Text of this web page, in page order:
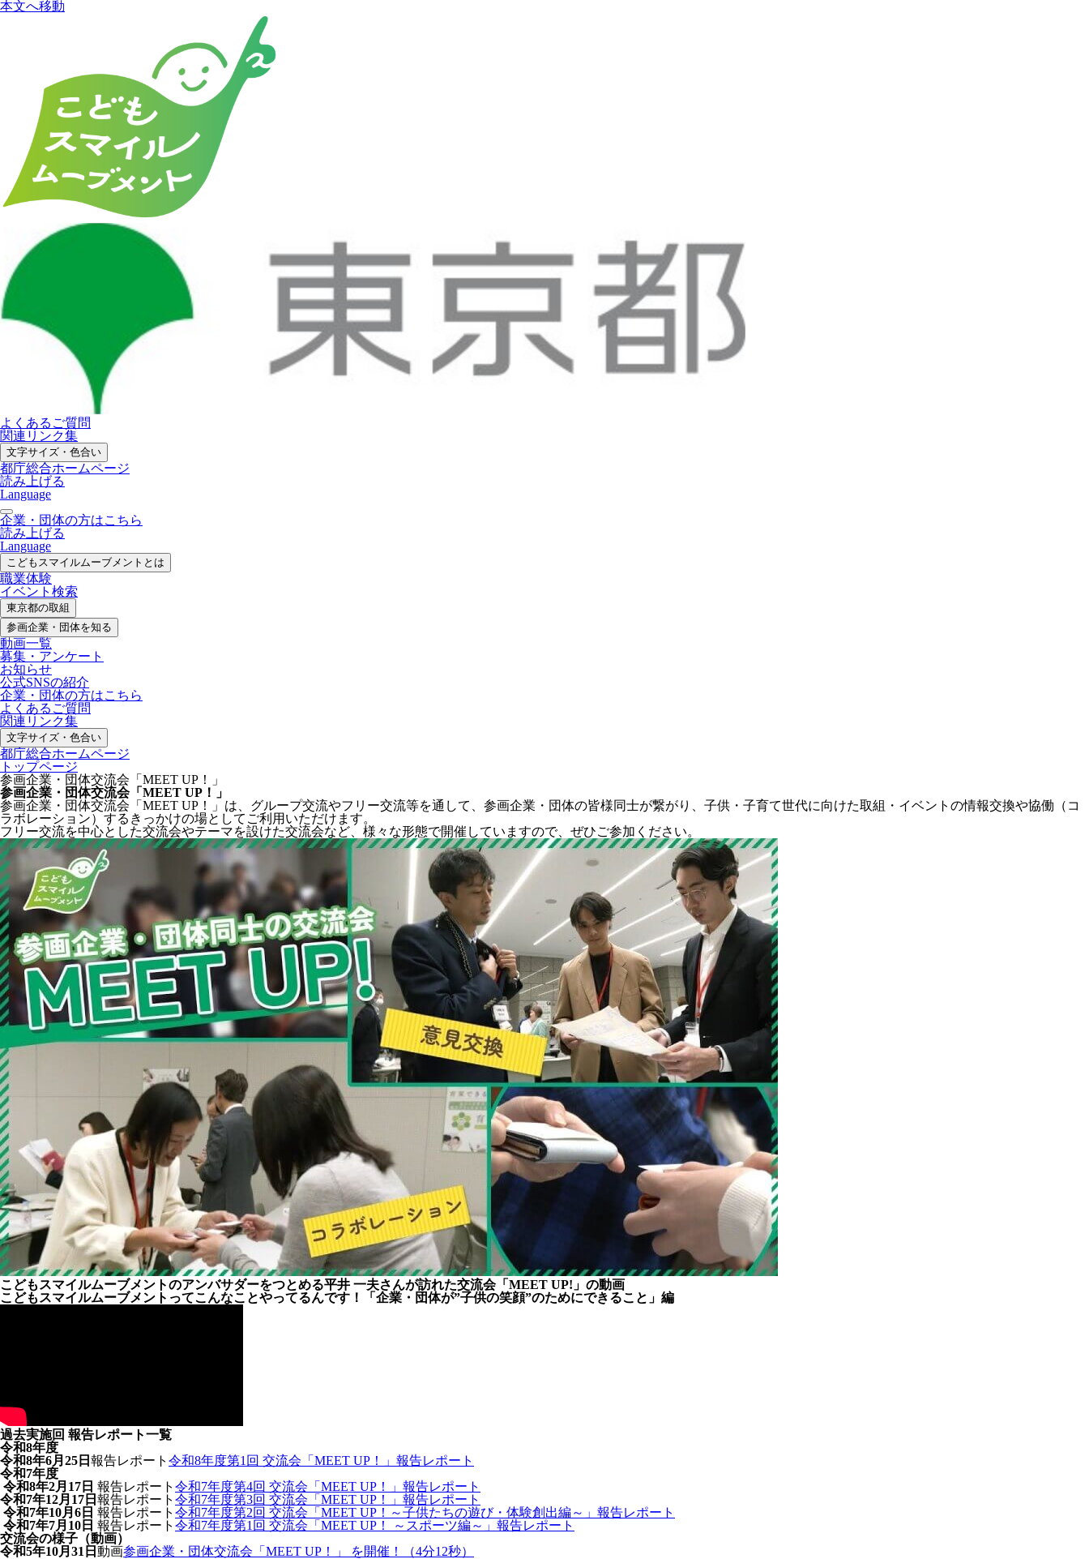
本文へ移動
よくあるご質問
関連リンク集
文字サイズ・色合い
都庁総合ホームページ
読み上げる
Language
企業・団体の方はこちら
読み上げる
Language
こどもスマイルムーブメントとは
職業体験
イベント検索
東京都の取組
参画企業・ 団体を知る
動画一覧
募集・ アンケート
お知らせ
公式SNSの紹介
企業・団体の方はこちら
よくあるご質問
関連リンク集
文字サイズ・色合い
都庁総合ホームページ
トップページ
参画企業・団体交流会「MEET UP！」
参画企業・団体交流会「MEET UP！」
参画企業・団体交流会「MEET UP！」は、グループ交流やフリー交流等を通して、参画企業・団体の皆様同士が繋がり、子供・子育て世代に向けた取組・イベントの情報交換や協働（コ
ラボレーション）するきっかけの場としてご利用いただけます。
フリー交流を中心とした交流会やテーマを設けた交流会など、様々な形態で開催していますので、ぜひご参加ください。
こどもスマイルムーブメントのアンバサダーをつとめる平井 一夫さんが訪れた交流会「MEET UP!」の動画
こどもスマイルムーブメントってこんなことやってるんです！「企業・団体が”子供の笑顔”のためにできること」編
過去実施回 報告レポート一覧
令和8年度
令和8年6月25日 報告レポート 令和8年度第1回 交流会「MEET UP！」報告レポート
令和7年度
令和8年2月17日 報告レポート 令和7年度第4回 交流会「MEET UP！」報告レポート
令和7年12月17日 報告レポート 令和7年度第3回 交流会「MEET UP！」報告レポート
令和7年10月6日 報告レポート 令和7年度第2回 交流会「MEET UP！～子供たちの遊び・体験創出編～」報告レポート
令和7年7月10日 報告レポート 令和7年度第1回 交流会「MEET UP！ ～スポーツ編～」報告レポート
交流会の様子（動画）
令和5年10月31日 動画参画企業・団体交流会「MEET UP！」 を開催！（4分12秒）